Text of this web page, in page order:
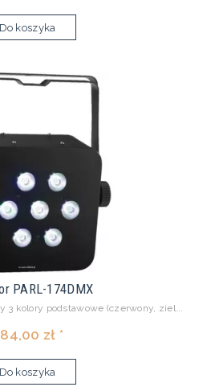
Do koszyka
PARL-174DMX
3 kolory podstawowe (czerwony, ziel...
zł *
Do koszyka